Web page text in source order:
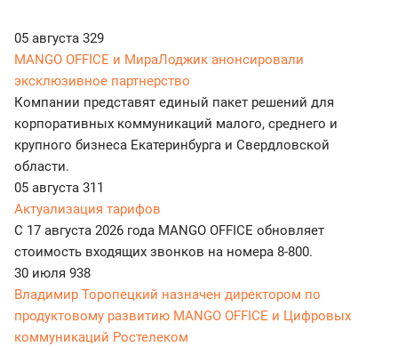
05 августа 329
MANGO OFFICE и МираЛоджик анонсировали
эксклюзивное партнерство
Компании представят единый пакет решений для
корпоративных коммуникаций малого, среднего и
крупного бизнеса Екатеринбурга и Свердловской
области.
05 августа 311
Актуализация тарифов
С 17 августа 2026 года MANGO OFFICE обновляет
стоимость входящих звонков на номера 8-800.
30 июля 938
Владимир Торопецкий назначен директором по
продуктовому развитию MANGO OFFICE и Цифровых
коммуникаций Ростелеком